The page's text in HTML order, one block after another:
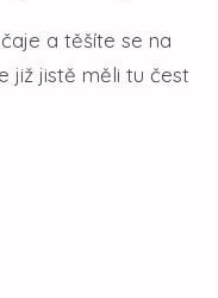
a těšíte se na
již jistě měli tu čest